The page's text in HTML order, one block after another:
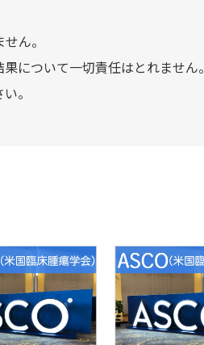
ん。
について一切責任はとれません。
。